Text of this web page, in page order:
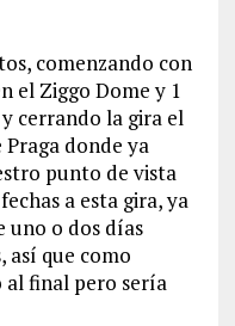
comenzando con
el Ziggo Dome y 1
cerrando la gira el
donde ya
punto de vista
a esta gira, ya
uno o dos días
así que como
al final pero sería